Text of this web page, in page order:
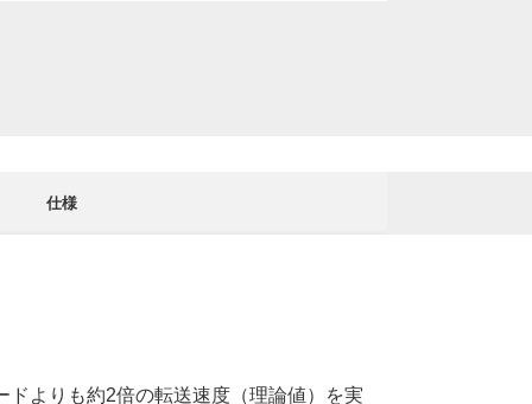
仕様
よりも約2倍の転送速度（理論値）を実